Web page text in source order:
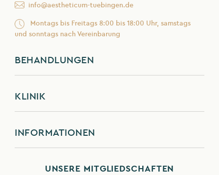
info@aestheticum-tuebingen.de
Montags bis Freitags 8:00 bis 18:00 Uhr, samstags
und sonntags nach Vereinbarung
BEHANDLUNGEN
Gesicht
Körper
Intimchirurgie
KLINIK
Anästhesie
INFORMATIONEN
UNSERE MITGLIEDSCHAFTEN